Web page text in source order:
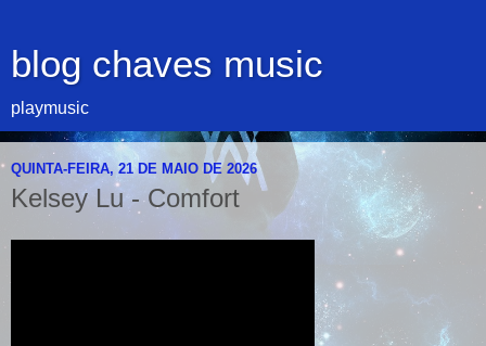
blog chaves music
playmusic
QUINTA-FEIRA, 21 DE MAIO DE 2026
Kelsey Lu - Comfort